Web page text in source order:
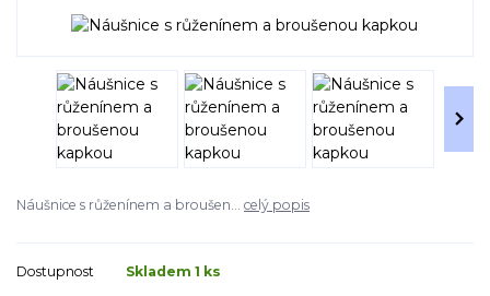
Náušnice s růženínem a broušen... celý popis
Dostupnost Skladem 1 ks